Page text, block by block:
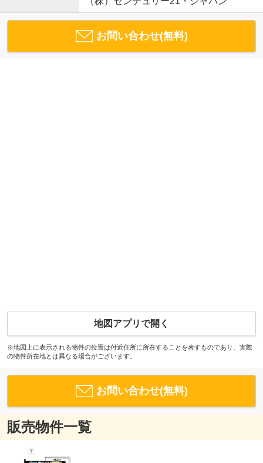
お問い合わせ(無料)
地図アプリで開く
※地図上に表示される物件の位置は付近住所に所在することを表すものであり、実際
の物件所在地とは異なる場合がございます。
お問い合わせ(無料)
販売物件一覧